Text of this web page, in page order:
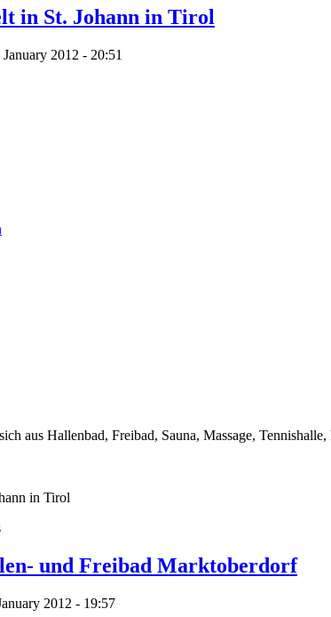
in St. Johann in Tirol
2012 - 20:51
aus Hallenbad, Freibad, Sauna, Massage,
in Tirol
und Freibad Marktoberdorf
2012 - 19:57